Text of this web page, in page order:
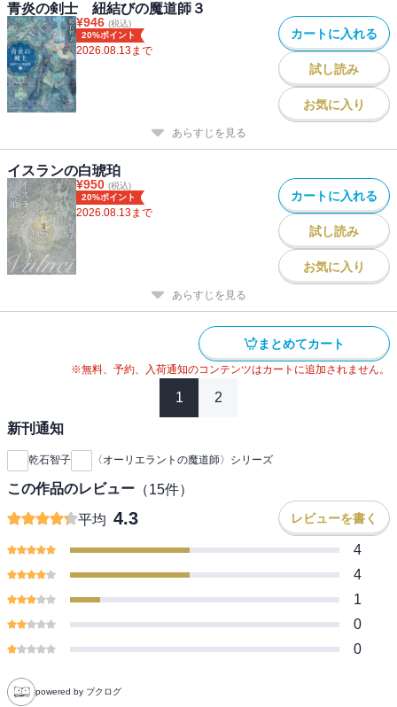
青炎の剣士 紐結びの魔道師３
¥946 (税込)
20%ポイント
2026.08.13まで
カートに入れる
試し読み
お気に入り
あらすじを見る
イスランの白琥珀
¥950 (税込)
20%ポイント
2026.08.13まで
カートに入れる
試し読み
お気に入り
あらすじを見る
まとめてカート
※無料、予約、入荷通知のコンテンツはカートに追加されません。
1 2
新刊通知
乾石智子 〈オーリエラントの魔道師〉シリーズ
この作品のレビュー （15件）
平均 4.3 レビューを書く
4
4
1
0
0
powered by ブクログ